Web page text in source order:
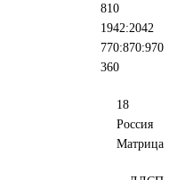
810
1942:2042
770:870:970
360
18
Россия
Матрица